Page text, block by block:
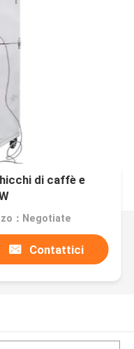
di caffè e
：Negotiate
Contattici